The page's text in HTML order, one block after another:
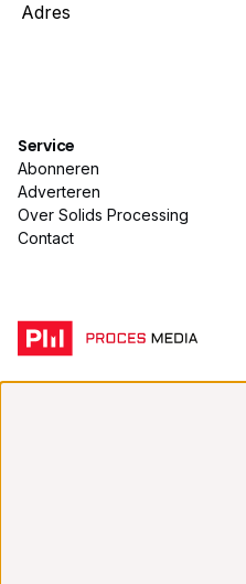
Adres
Service
Abonneren
Adverteren
Over Solids Processing
Contact